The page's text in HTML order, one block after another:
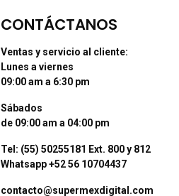
CONTÁCTANOS
Ventas y servicio al cliente:
Lunes a viernes
09:00 am a 6:30 pm
Sábados
de 09:00 am a 04:00 pm
Tel: (55) 50255181 Ext. 800 y 812
Whatsapp +52 56 10704437
contacto@supermexdigital.com